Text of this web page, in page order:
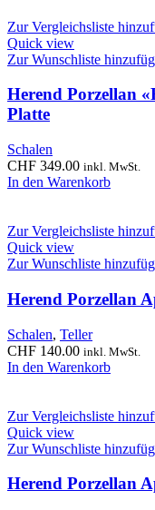
Zur Vergleichsliste
Quick view
Zur Wunschliste
Herend Porzellan
Platte
Schalen
CHF 349.00 inkl. MwSt.
In den Warenkorb
Zur Vergleichsliste
Quick view
Zur Wunschliste
Herend Porzellan
Schalen, Teller
CHF 140.00 inkl. MwSt.
In den Warenkorb
Zur Vergleichsliste
Quick view
Zur Wunschliste
Herend Porzellan